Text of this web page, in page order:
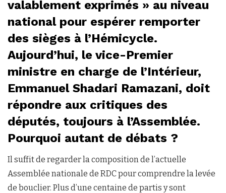
valablement exprimés » au niveau
national pour espérer remporter
des sièges à l’Hémicycle.
Aujourd’hui, le vice-Premier
ministre en charge de l’Intérieur,
Emmanuel Shadari Ramazani, doit
répondre aux critiques des
députés, toujours à l’Assemblée.
Pourquoi autant de débats ?
Il suffit de regarder la composition de l’actuelle
Assemblée nationale de RDC pour comprendre la levée
de bouclier. Plus d’une centaine de partis y sont